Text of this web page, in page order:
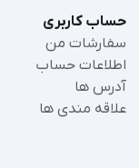
حساب کاربری
سفارشات من
اطلاعات حساب
آدرس ها
علاقه مندی ها